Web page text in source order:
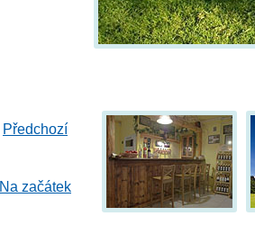
Předchozí
Na začátek